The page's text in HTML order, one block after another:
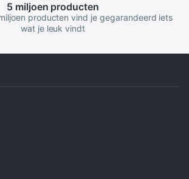
5 miljoen producten
producten vind je gegarandeerd iets
wat je leuk vindt